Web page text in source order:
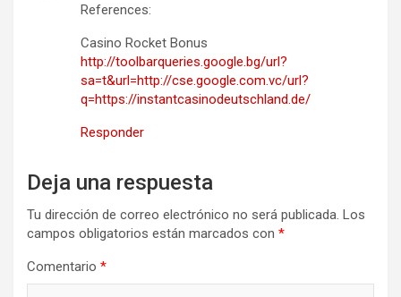
References:
Casino Rocket Bonus
http://toolbarqueries.google.bg/url?
sa=t&url=http://cse.google.com.vc/url?
q=https://instantcasinodeutschland.de/
Responder
Deja una respuesta
Tu dirección de correo electrónico no será publicada. Los
campos obligatorios están marcados con *
Comentario *